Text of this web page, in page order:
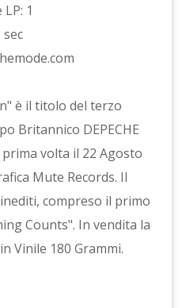
1
è il titolo del terzo
Britannico DEPECHE
volta il 22 Agosto
Mute Records. Il
compreso il primo
Counts". In vendita la
Vinile 180 Grammi.